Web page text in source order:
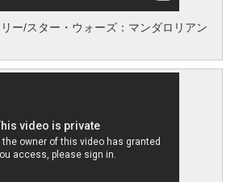
ー/スター・ウォーズ：マンダロリアン